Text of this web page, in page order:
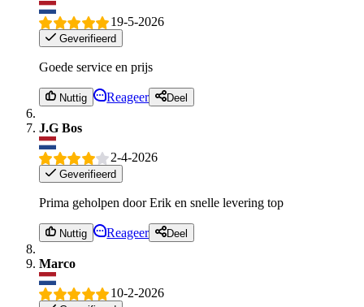
19-5-2026
Geverifieerd
Goede service en prijs
Nuttig Reageer Deel
J.G Bos
2-4-2026
Geverifieerd
Prima geholpen door Erik en snelle levering top
Nuttig Reageer Deel
Marco
10-2-2026